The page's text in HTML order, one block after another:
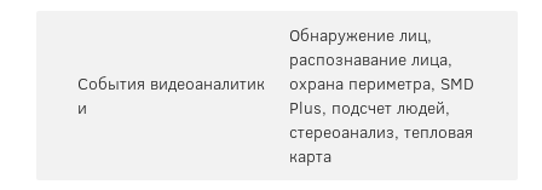
События видеоаналитик
и
Обнаружение лиц,
распознавание лица,
охрана периметра, SMD
Plus, подсчет людей,
стереоанализ, тепловая
карта